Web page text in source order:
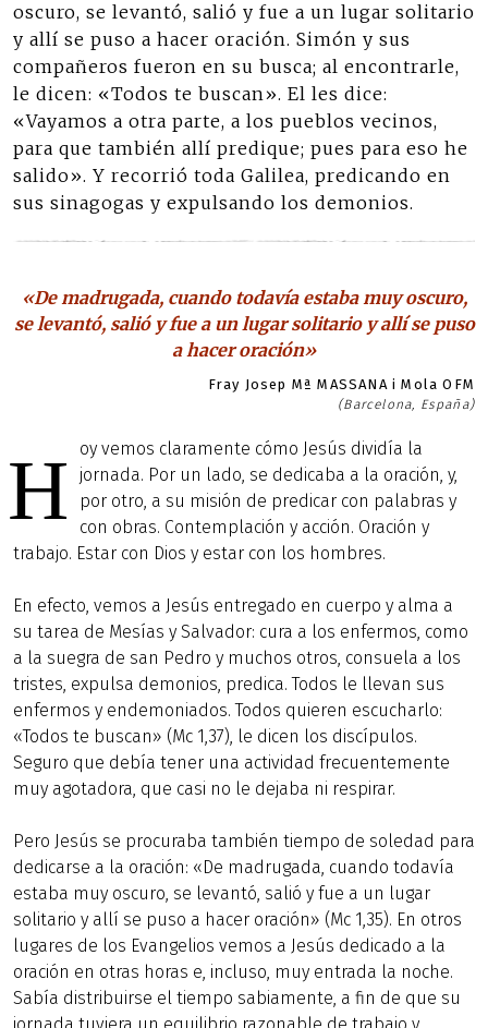
oscuro, se levantó, salió y fue a un lugar solitario
y allí se puso a hacer oración. Simón y sus
compañeros fueron en su busca; al encontrarle,
le dicen: «Todos te buscan». El les dice:
«Vayamos a otra parte, a los pueblos vecinos,
para que también allí predique; pues para eso he
salido». Y recorrió toda Galilea, predicando en
sus sinagogas y expulsando los demonios.
«De madrugada, cuando todavía estaba muy oscuro,
se levantó, salió y fue a un lugar solitario y allí se puso
a hacer oración»
Fray Josep Mª MASSANA i Mola OFM
(Barcelona, España)
H
oy vemos claramente cómo Jesús dividía la
jornada. Por un lado, se dedicaba a la oración, y,
por otro, a su misión de predicar con palabras y
con obras. Contemplación y acción. Oración y
trabajo. Estar con Dios y estar con los hombres.
En efecto, vemos a Jesús entregado en cuerpo y alma a
su tarea de Mesías y Salvador: cura a los enfermos, como
a la suegra de san Pedro y muchos otros, consuela a los
tristes, expulsa demonios, predica. Todos le llevan sus
enfermos y endemoniados. Todos quieren escucharlo:
«Todos te buscan» (Mc 1,37), le dicen los discípulos.
Seguro que debía tener una actividad frecuentemente
muy agotadora, que casi no le dejaba ni respirar.
Pero Jesús se procuraba también tiempo de soledad para
dedicarse a la oración: «De madrugada, cuando todavía
estaba muy oscuro, se levantó, salió y fue a un lugar
solitario y allí se puso a hacer oración» (Mc 1,35). En otros
lugares de los Evangelios vemos a Jesús dedicado a la
oración en otras horas e, incluso, muy entrada la noche.
Sabía distribuirse el tiempo sabiamente, a fin de que su